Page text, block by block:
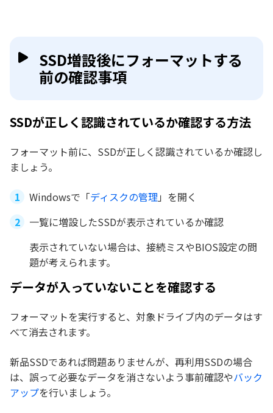
SSD増設後にフォーマットする
前の確認事項
SSDが正しく認識されているか確認する方法
フォーマット前に、SSDが正しく認識されているか確認し
ましょう。
Windowsで「ディスクの管理」を開く
一覧に増設したSSDが表示されているか確認
表示されていない場合は、接続ミスやBIOS設定の問
題が考えられます。
データが入っていないことを確認する
フォーマットを実行すると、対象ドライブ内のデータはす
べて消去されます。
新品SSDであれば問題ありませんが、再利用SSDの場合
は、誤って必要なデータを消さないよう事前確認やバック
アップを行いましょう。